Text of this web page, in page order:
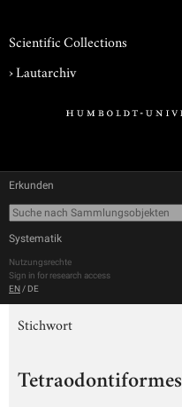
Scientific Collections
›Lautarchiv
Erkunden
Systematik
Nutzungsrechte
Sign in for research access
EN / DE
Stichwort
Tetraodontiformes